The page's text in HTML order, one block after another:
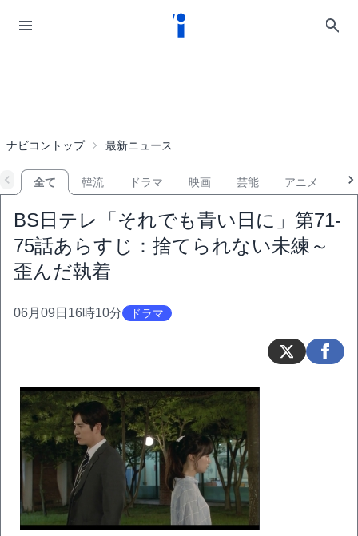
ナビコントップ 最新ニュース
全て 韓流 ドラマ 映画 芸能 アニメ
BS日テレ「それでも青い日に」第71-
75話あらすじ：捨てられない未練～
歪んだ執着
06月09日16時10分 ドラマ